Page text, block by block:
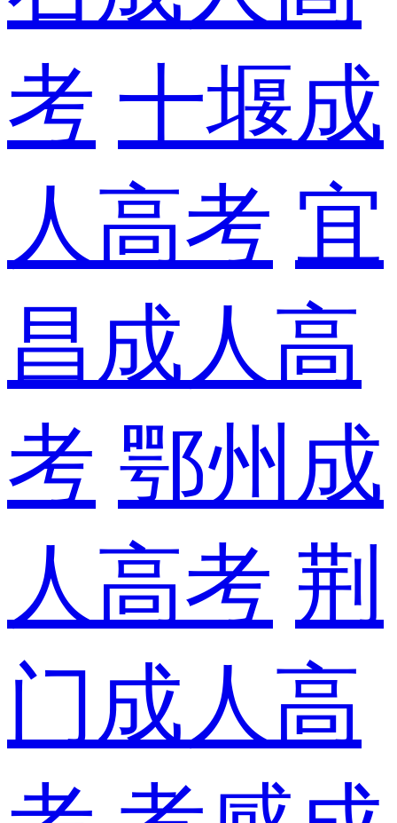
考 十堰成
人高考 宜
昌成人高
考 鄂州成
人高考 荆
门成人高